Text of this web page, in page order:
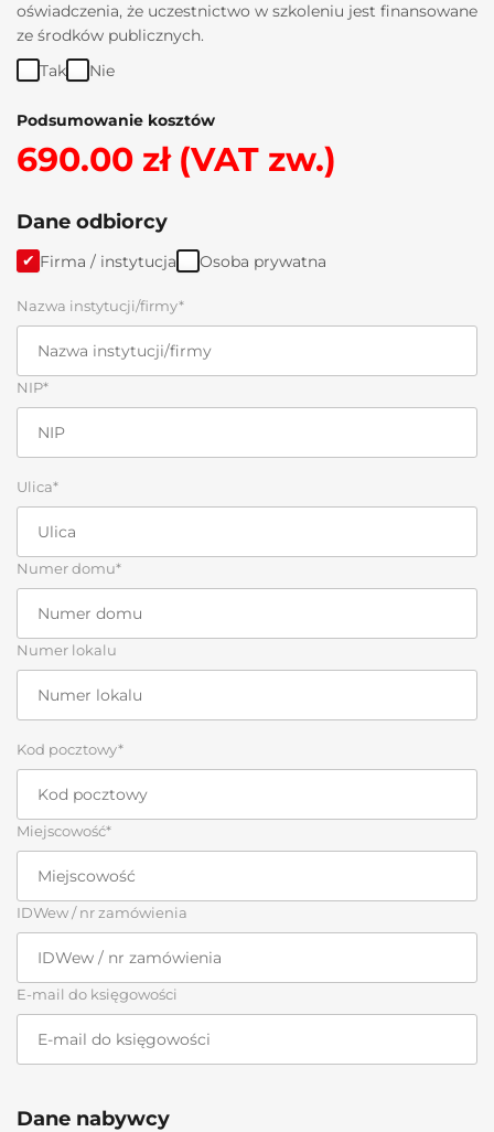
oświadczenia, że uczestnictwo w szkoleniu jest finansowane
ze środków publicznych.
Tak
Nie
Podsumowanie kosztów
690.00 zł (VAT zw.)
Dane odbiorcy
Firma / instytucja Osoba prywatna
Nazwa instytucji/firmy*
NIP*
Ulica*
Numer domu*
Numer lokalu
Kod pocztowy*
Miejscowość*
IDWew / nr zamówienia
E-mail do księgowości
Dane nabywcy